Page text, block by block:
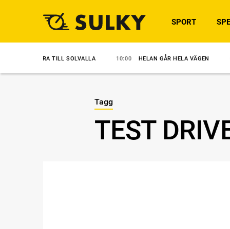
SPORT
TILL SOLVALLA 10:00 HELAN GÅR HELA VÄGEN 09:30
Tagg
TEST